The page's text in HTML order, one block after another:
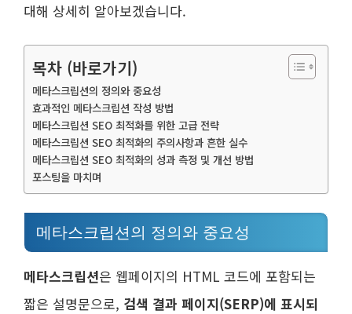
대해 상세히 알아보겠습니다.
목차 (바로가기)
메타스크립션의 정의와 중요성
효과적인 메타스크립션 작성 방법
메타스크립션 SEO 최적화를 위한 고급 전략
메타스크립션 SEO 최적화의 주의사항과 흔한 실수
메타스크립션 SEO 최적화의 성과 측정 및 개선 방법
포스팅을 마치며
메타스크립션의 정의와 중요성
메타스크립션은 웹페이지의 HTML 코드에 포함되는
짧은 설명문으로, 검색 결과 페이지(SERP)에 표시되